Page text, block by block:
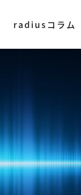
radiusコラム
Yahoo!ショ